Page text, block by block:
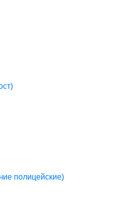
полицейские)